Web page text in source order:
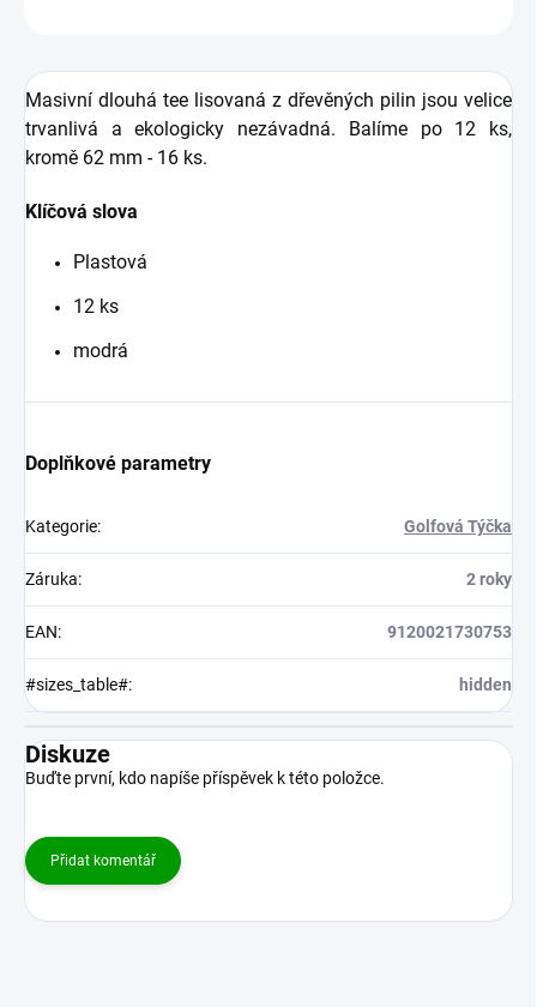
Masivní dlouhá tee lisovaná z dřevěných pilin jsou velice
trvanlivá a ekologicky nezávadná. Balíme po 12 ks,
kromě 62 mm - 16 ks.
Klíčová slova
Plastová
12 ks
modrá
Doplňkové parametry
Kategorie: Golfová Týčka
Záruka: 2 roky
EAN: 9120021730753
#sizes_table#: hidden
Diskuze
Buďte první, kdo napíše příspěvek k této položce.
Přidat komentář